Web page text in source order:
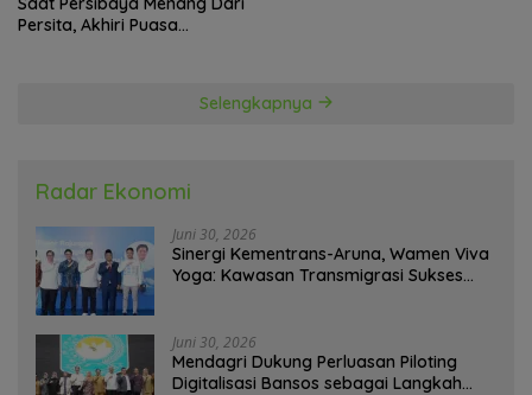
Persita, Akhiri Puasa
Selengkapnya
Radar Ekonomi
Juni 30, 2026
Sinergi Kementrans-Aruna, Wamen Viva
Yoga: Kawasan Transmigrasi Sukses
Juni 30, 2026
Mendagri Dukung Perluasan Piloting
Digitalisasi Bansos sebagai Langkah